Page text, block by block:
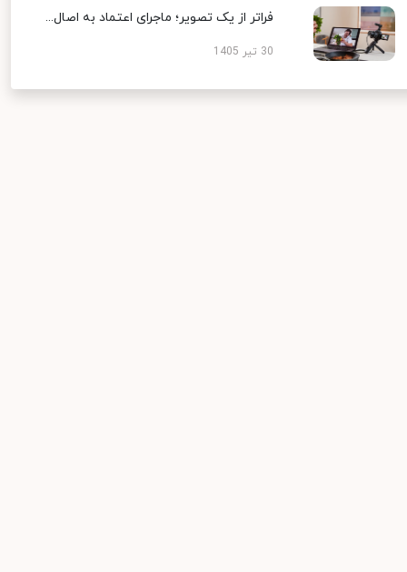
فراتر از یک تصویر؛ ماجرای اعتماد به اصال...
30 تیر 1405